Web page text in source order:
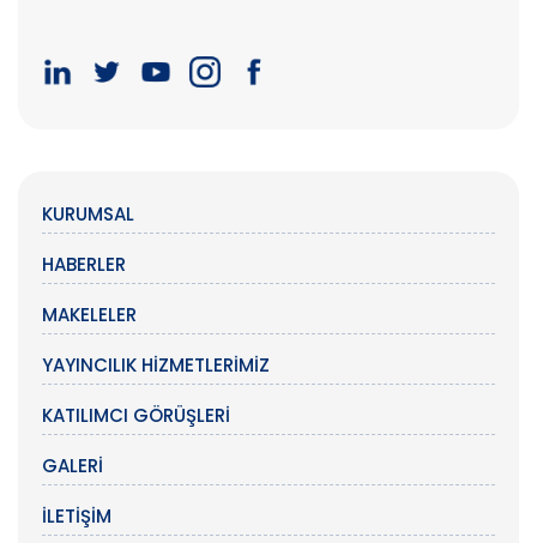
KURUMSAL
HABERLER
MAKELELER
YAYINCILIK HIZMETLERIMIZ
KATILIMCI GÖRÜŞLERI
GALERI
İLETIŞIM